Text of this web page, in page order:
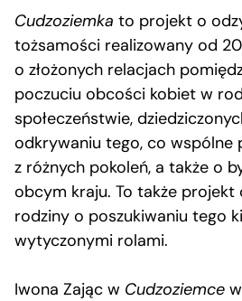
Cudzoziemka to projekt o
tożsamości realizowany od
o złożonych relacjach
poczuciu obcości kobiet w
społeczeństwie,
odkrywaniu tego, co wspólne
z różnych pokoleń, a także o
obcym kraju. To także
rodziny o poszukiwaniu tego
wytyczonymi rolami.
Iwona Zając w Cudzoziemce